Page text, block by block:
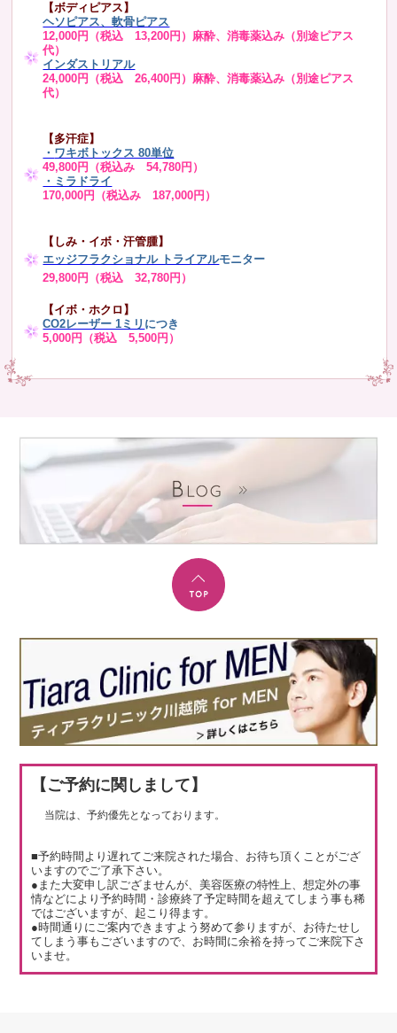
【ボディピアス】
ヘソピアス、軟骨ピアス
12,000円（税込 13,200円）麻酔、消毒薬込み（別途ピアス
代）
インダストリアル
24,000円（税込 26,400円）麻酔、消毒薬込み（別途ピアス
代）
【多汗症】
・ ワキボトックス 80単位
49,800円（税込み 54,780円）
・ミラドライ
170,000円（税込み 187,000円）
【しみ・イボ・汗管腫】
エッジフラクショナル トライアルモニター
29,800円（税込 32,780円）
【イボ・ホクロ】
CO2レーザー 1ミリ につき
5,000円（税込 5,500円）
【ご予約に関しまして】
当院は、予約優先となっております。
■予約時間より遅れてご来院された場合、お待ち頂くことがござ
いますのでご了承下さい。
●また大変申し訳ござませんが、美容医療の特性上、想定外の事
情などにより予約時間・診療終了予定時間を超えてしまう事も稀
ではございますが、起こり得ます。
●時間通りにご案内できますよう努めて参りますが、お待たせし
てしまう事もございますので、お時間に余裕を持ってご来院下さ
いませ。